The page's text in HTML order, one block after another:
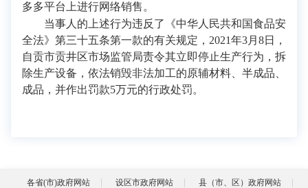
多多平台上进行网络销售。
当事人的上述行为违反了《中华人民共和国食品安
全法》第三十五条第一款的有关规定，2021年3月8日，
自贡市贡井区市场监管局责令其立即停止生产行为，拆
除生产设备，依法销毁非法加工的原辅材料、半成品、
成品，并作出罚款5万元的行政处罚。
各省(市)政府网站 设区市政府网站 县（市、区）政府网站